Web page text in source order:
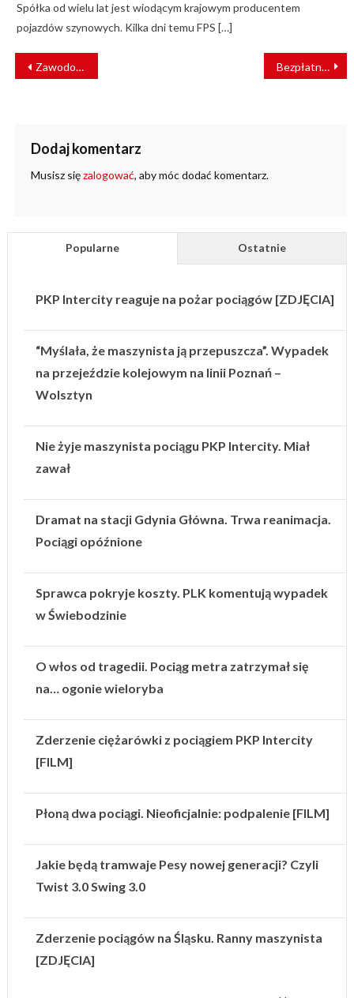
Spółka od wielu lat jest wiodącym krajowym producentem
pojazdów szynowych. Kilka dni temu FPS […]
NAWIGACJA
WPISU
Zawodowy kierowca wymusił pierwszeństwo. Zderzył się z tramwajem Bezpłatne podróże z Kolejami Mazowieckimi na Dzień Dziecka
Dodaj komentarz
Musisz sięzalogować, aby móc dodać komentarz.
Popularne Ostatnie
PKP Intercity reaguje na pożar pociągów [ZDJĘCIA]
“Myślała, że maszynista ją przepuszcza”. Wypadek
na przejeździe kolejowym na linii Poznań –
Wolsztyn
Nie żyje maszynista pociągu PKP Intercity. Miał
zawał
Dramat na stacji Gdynia Główna. Trwa reanimacja.
Pociągi opóźnione
Sprawca pokryje koszty. PLK komentują wypadek
w Świebodzinie
O włos od tragedii. Pociąg metra zatrzymał się
na… ogonie wieloryba
Zderzenie ciężarówki z pociągiem PKP Intercity
[FILM]
Płoną dwa pociągi. Nieoficjalnie: podpalenie [FILM]
Jakie będą tramwaje Pesy nowej generacji? Czyli
Twist 3.0 Swing 3.0
Zderzenie pociągów na Śląsku. Ranny maszynista
[ZDJĘCIA]